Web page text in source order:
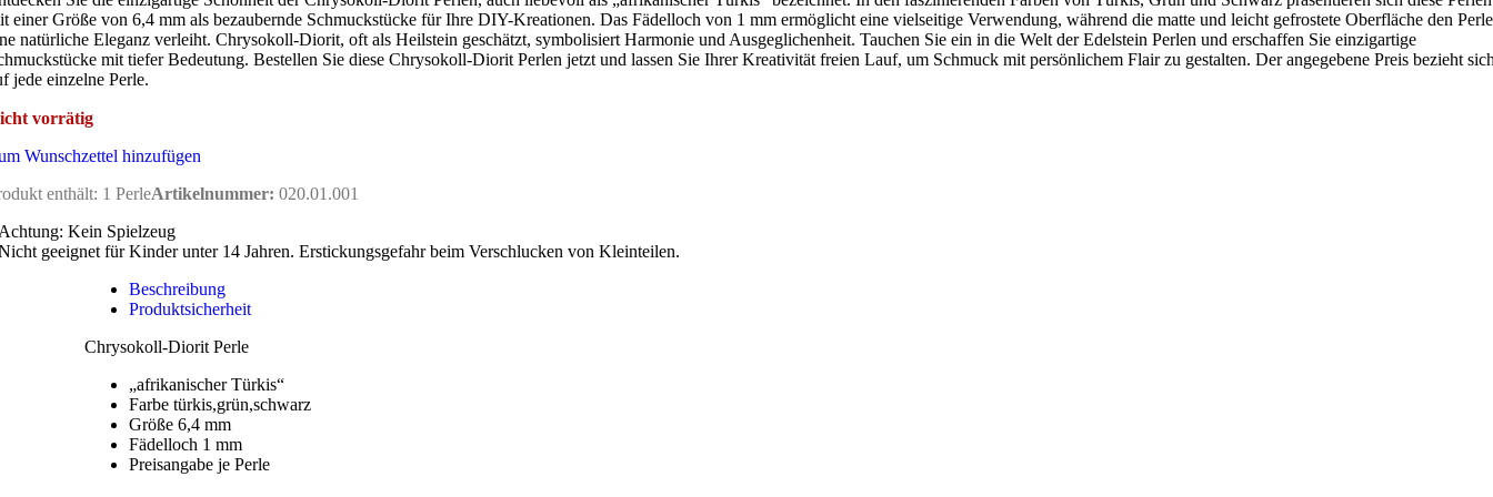
einer Größe von 6,4 mm als bezaubernde Schmuckstücke für Ihre DIY-Kreationen. Das Fädelloch von 1 mm ermöglicht eine vielseitige Verwendung, während die matte und leicht gefrostete Oberfläche den
natürliche Eleganz verleiht. Chrysokoll-Diorit, oft als Heilstein geschätzt, symbolisiert Harmonie und Ausgeglichenheit. Tauchen Sie ein in die Welt der Edelstein Perlen und erschaffen Sie einzigartige
mit tiefer Bedeutung. Bestellen Sie diese Chrysokoll-Diorit Perlen jetzt und lassen Sie Ihrer Kreativität freien Lauf, um Schmuck mit persönlichem Flair zu gestalten. Der angegebene Preis bezieht
jede einzelne Perle.
vorrätig
Wunschzettel hinzufügen
enthält: 1 PerleArtikelnummer: 020.01.001
Kein Spielzeug
geeignet für Kinder unter 14 Jahren. Erstickungsgefahr beim Verschlucken von Kleinteilen.
Beschreibung
Produktsicherheit
Chrysokoll-Diorit Perle
„afrikanischer Türkis“
Farbe türkis,grün,schwarz
Größe 6,4 mm
Fädelloch 1 mm
Preisangabe je Perle